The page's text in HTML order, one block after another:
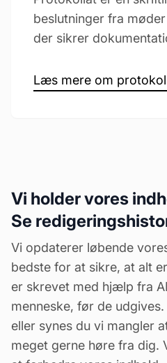
beslutninger fra
der sikrer
Læs mere om
Vi holder vores
Se
Vi opdaterer løbende
bedste for at sikre, at alt
er skrevet med hjælp fra
menneske, før de
eller synes du vi mangler
meget gerne høre fra dig.